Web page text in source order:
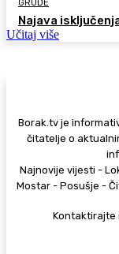
GRUDE
Najava
Učitaj više
Borak.tv je
čitatelje o
Najnovije vijesti -
Mostar - Posušje -
Kontaktirajte